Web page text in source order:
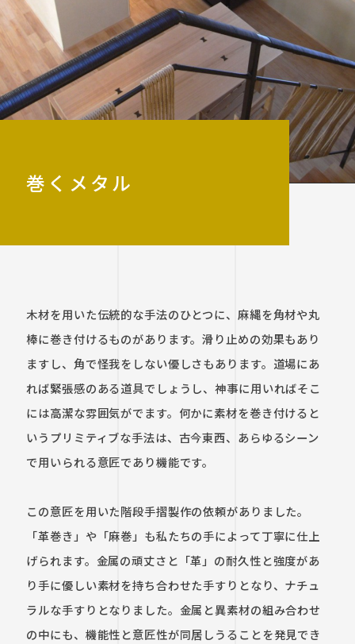
巻くメタル
木材を用いた伝統的な手法のひとつに、麻縄を角材や丸
棒に巻き付けるものがあります。滑り止めの効果もあり
ますし、角で怪我をしない優しさもあります。道場にあ
れば緊張感のある道具でしょうし、神事に用いればそこ
には高潔な雰囲気がでます。何かに素材を巻き付けると
いうプリミティブな手法は、古今東西、あらゆるシーン
で用いられる意匠であり機能です。
この意匠を用いた階段手摺製作の依頼がありました。
「革巻き」や「麻巻」も私たちの手によって丁寧に仕上
げられます。金属の頑丈さと「革」の耐久性と強度があ
り手に優しい素材を持ち合わせた手すりとなり、ナチュ
ラルな手すりとなりました。金属と異素材の組み合わせ
の中にも、機能性と意匠性が同居しうることを発見でき